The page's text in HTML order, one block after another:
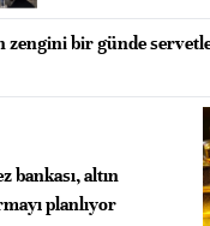
zengini bir günde
bankası, altın
planlıyor